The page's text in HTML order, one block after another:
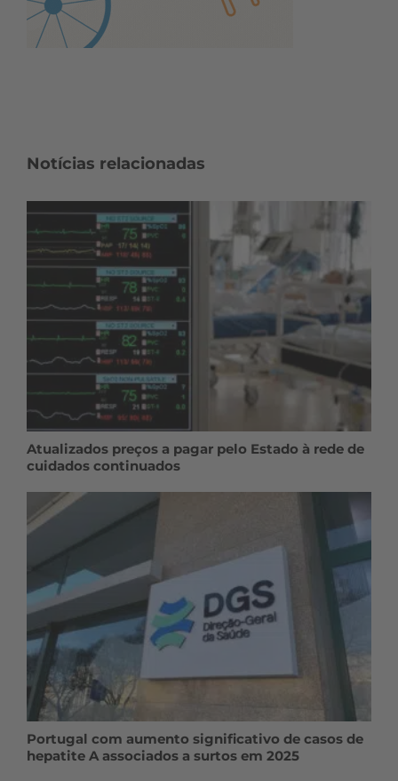
Notícias relacionadas
Atualizados preços a pagar pelo Estado à rede de
cuidados continuados
Portugal com aumento significativo de casos de
hepatite A associados a surtos em 2025